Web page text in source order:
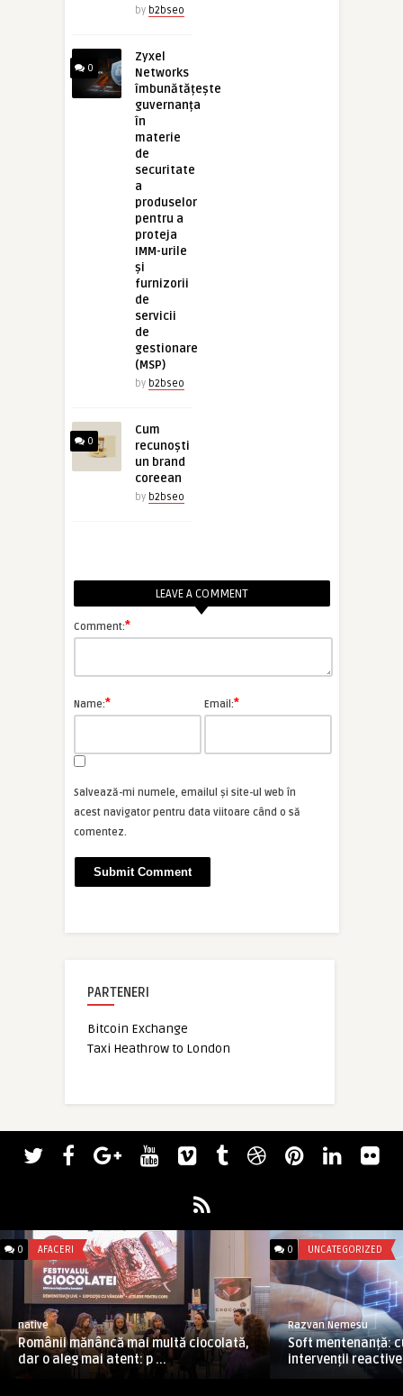
by b2bseo
0
Zyxel
Networks
îmbunătățește
guvernanța
în
materie
de
securitate
a
produselor
pentru a
proteja
IMM-urile
și
furnizorii
de
servicii
de
gestionare
(MSP)
by b2bseo
0
Cum
recunoști
un brand
coreean
by b2bseo
LEAVE A COMMENT
Comment:*
Name:* Email:*
Salvează-mi numele, emailul și site-ul web în
acest navigator pentru data viitoare când o să
comentez.
PARTENERI
Bitcoin Exchange
Taxi Heathrow to London
0 AFACERI
native
Românii mănâncă mai multă ciocolată,
dar o aleg mai atent: p ...
0 UNCATEGORIZED
Razvan Nemesu
Soft mentenanță:
intervenții